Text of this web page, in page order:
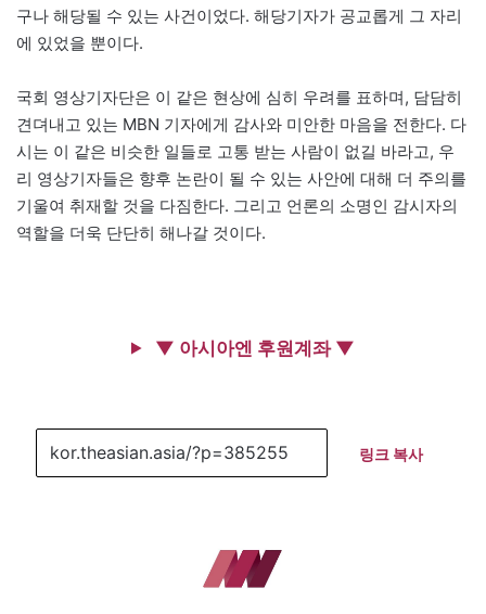
구나 해당될 수 있는 사건이었다. 해당기자가 공교롭게 그 자리
에 있었을 뿐이다.
국회 영상기자단은 이 같은 현상에 심히 우려를 표하며, 담담히
견뎌내고 있는 MBN 기자에게 감사와 미안한 마음을 전한다. 다
시는 이 같은 비슷한 일들로 고통 받는 사람이 없길 바라고, 우
리 영상기자들은 향후 논란이 될 수 있는 사안에 대해 더 주의를
기울여 취재할 것을 다짐한다. 그리고 언론의 소명인 감시자의
역할을 더욱 단단히 해나갈 것이다.
▼ 아시아엔 후원계좌 ▼
링크 복사